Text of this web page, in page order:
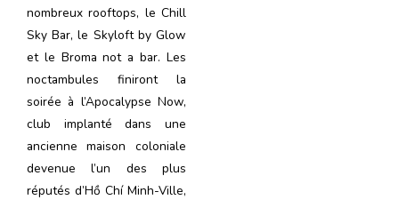
nombreux rooftops, le Chill
Sky Bar, le Skyloft by Glow
et le Broma not a bar. Les
noctambules finiront la
soirée à l’Apocalypse Now,
club implanté dans une
ancienne maison coloniale
devenue l’un des plus
réputés d’Hồ Chí Minh-Ville,